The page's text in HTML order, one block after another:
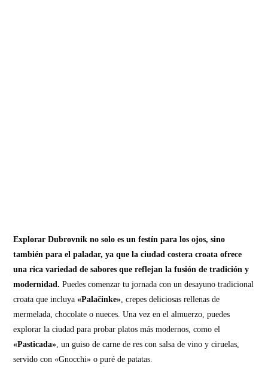
Explorar Dubrovnik no solo es un festín para los ojos, sino
también para el paladar, ya que la ciudad costera croata ofrece
una rica variedad de sabores que reflejan la fusión de tradición y
modernidad.Puedes comenzar tu jornada con un desayuno tradicional
croata que incluya«Palačinke», crepes deliciosas rellenas de
mermelada, chocolate o nueces. Una vez en el almuerzo, puedes
explorar la ciudad para probar platos más modernos, como el
«Pasticada», un guiso de carne de res con salsa de vino y ciruelas,
servido con «Gnocchi» o puré de patatas.